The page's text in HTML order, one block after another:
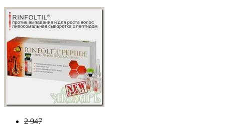
2 947